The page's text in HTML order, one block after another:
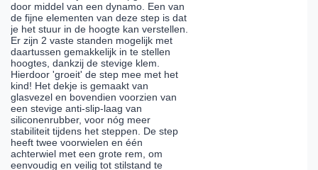
door middel van een dynamo. Een van
de fijne elementen van deze step is dat
je het stuur in de hoogte kan verstellen.
Er zijn 2 vaste standen mogelijk met
daartussen gemakkelijk in te stellen
hoogtes, dankzij de stevige klem.
Hierdoor 'groeit' de step mee met het
kind! Het dekje is gemaakt van
glasvezel en bovendien voorzien van
een stevige anti-slip-laag van
siliconenrubber, voor nóg meer
stabiliteit tijdens het steppen. De step
heeft twee voorwielen en één
achterwiel met een grote rem, om
eenvoudig en veilig tot stilstand te